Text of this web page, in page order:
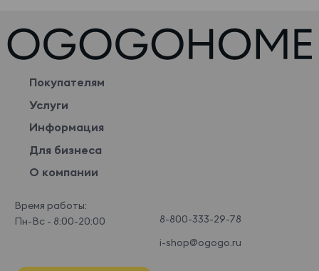
Покупателям
Услуги
Информация
Для бизнеса
О компании
Время работы:
Пн-Вс - 8:00-20:00
8-800-333-29-78
i-shop@ogogo.ru